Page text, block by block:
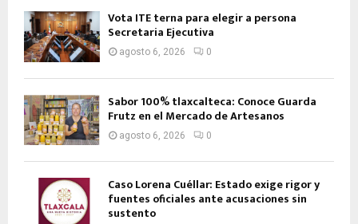
Vota ITE terna para elegir a persona
Secretaria Ejecutiva
agosto 6, 2026 0
Sabor 100% tlaxcalteca: Conoce Guarda
Frutz en el Mercado de Artesanos
agosto 6, 2026 0
Caso Lorena Cuéllar: Estado exige rigor y
fuentes oficiales ante acusaciones sin
sustento